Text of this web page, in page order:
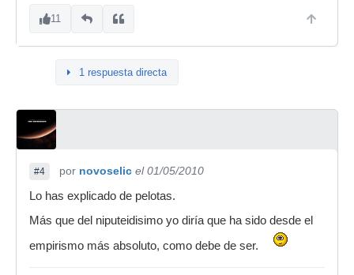
11
1 respuesta directa
#4 por novoselic el 01/05/2010
Lo has explicado de pelotas.
Más que del niputeidisimo yo diría que ha sido desde el
empirismo más absoluto, como debe de ser.